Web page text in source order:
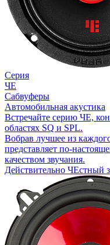
Серия
ЧЕ
Сабвуферы
Автомобильная акустика
Встречайте серию ЧЕ,
областях SQ и SPL.
Вобрав лучшее из
представляет по-
качеством звучания.
Действительно ЧЕстный